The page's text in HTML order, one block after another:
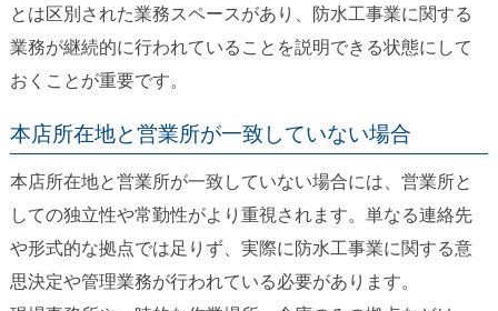
とは区別された業務スペースがあり、防水工事業に関する
業務が継続的に行われていることを説明できる状態にして
おくことが重要です。
本店所在地と営業所が一致していない場合
本店所在地と営業所が一致していない場合には、営業所と
しての独立性や常勤性がより重視されます。単なる連絡先
や形式的な拠点では足りず、実際に防水工事業に関する意
思決定や管理業務が行われている必要があります。